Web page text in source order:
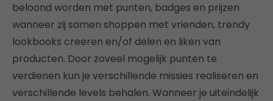
beloond worden met punten, badges en prijzen
wanneer zij samen shoppen met vrienden, trendy
lookbooks creeren en/of delen en liken van
producten. Door zoveel mogelijk punten te
verdienen kun je verschillende missies realiseren en
verschillende levels behalen. Wanneer je uiteindelijk